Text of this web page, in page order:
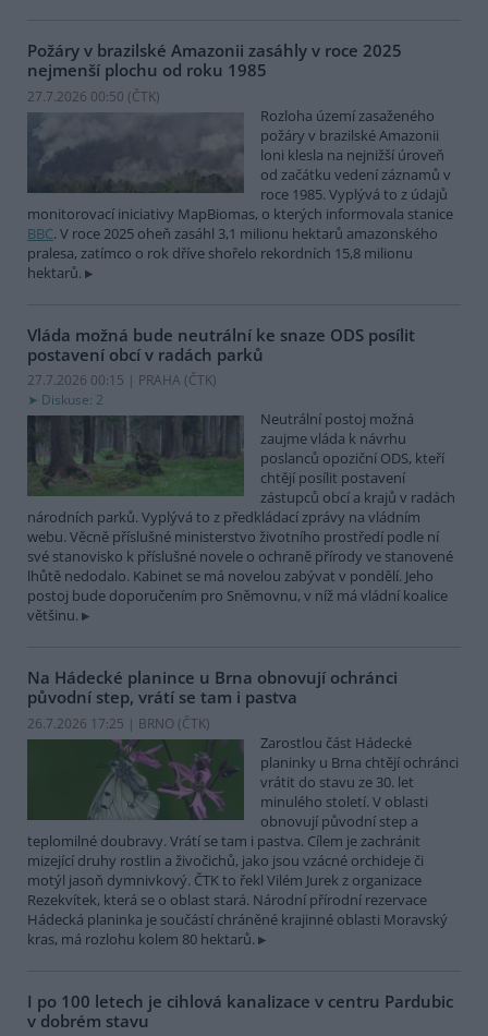
Požáry v brazilské Amazonii zasáhly v roce 2025
nejmenší plochu od roku 1985
27.7.2026 00:50 (ČTK)
Rozloha území zasaženého
požáry v brazilské Amazonii
loni klesla na nejnižší úroveň
od začátku vedení záznamů v
roce 1985. Vyplývá to z údajů
monitorovací iniciativy MapBiomas, o kterých informovala stanice
BBC. V roce 2025 oheň zasáhl 3,1 milionu hektarů amazonského
pralesa, zatímco o rok dříve shořelo rekordních 15,8 milionu
hektarů.
Vláda možná bude neutrální ke snaze ODS posílit
postavení obcí v radách parků
27.7.2026 00:15 | PRAHA (ČTK)
Diskuse: 2
Neutrální postoj možná
zaujme vláda k návrhu
poslanců opoziční ODS, kteří
chtějí posílit postavení
zástupců obcí a krajů v radách
národních parků. Vyplývá to z předkládací zprávy na vládním
webu. Věcně příslušné ministerstvo životního prostředí podle ní
své stanovisko k příslušné novele o ochraně přírody ve stanovené
lhůtě nedodalo. Kabinet se má novelou zabývat v pondělí. Jeho
postoj bude doporučením pro Sněmovnu, v níž má vládní koalice
většinu.
Na Hádecké planince u Brna obnovují ochránci
původní step, vrátí se tam i pastva
26.7.2026 17:25 | BRNO (ČTK)
Zarostlou část Hádecké
planinky u Brna chtějí ochránci
vrátit do stavu ze 30. let
minulého století. V oblasti
obnovují původní step a
teplomilné doubravy. Vrátí se tam i pastva. Cílem je zachránit
mizející druhy rostlin a živočichů, jako jsou vzácné orchideje či
motýl jasoň dymnivkový. ČTK to řekl Vilém Jurek z organizace
Rezekvítek, která se o oblast stará. Národní přírodní rezervace
Hádecká planinka je součástí chráněné krajinné oblasti Moravský
kras, má rozlohu kolem 80 hektarů.
I po 100 letech je cihlová kanalizace v centru Pardubic
v dobrém stavu